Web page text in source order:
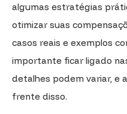
algumas estratégias
otimizar suas
casos reais e exemplos
importante ficar ligado
detalhes podem variar, e
frente disso.